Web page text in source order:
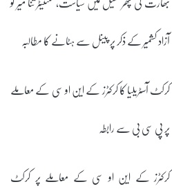
آزاد کشمیر کے ذکر پر پینل سے ہٹانے کا مطالبہ
کرکٹ آسٹریلیا کا کرکٹرز کے این او سی کے معاملے
پر پی سی بی سے رابطہ
کرکٹرز کے این او سی کے معاملے پر کرکٹ